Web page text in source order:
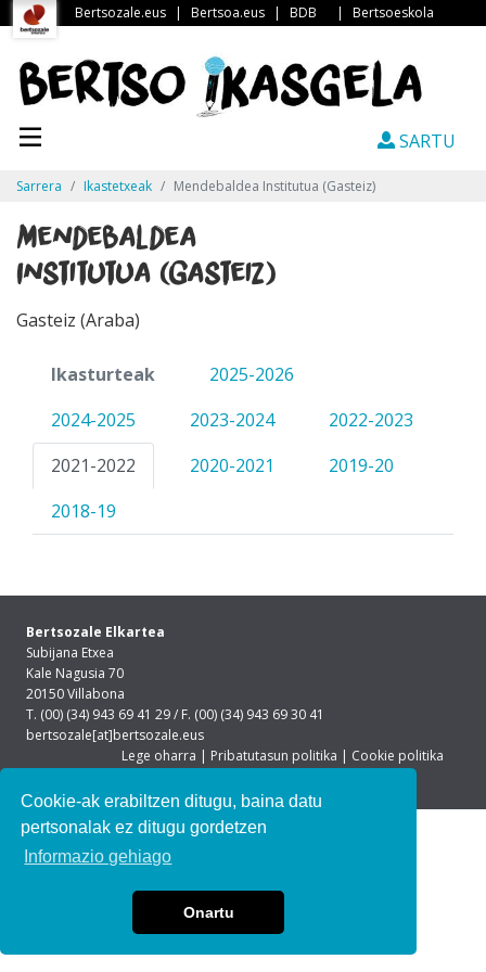
Cookie-ak erabiltzen ditugu, baina datu
pertsonalak ez ditugu gordetzen
Informazio gehiago
Onartu
Bertsozale.eus | Bertsoa.eus | BDB | Bertsoeskola
SARTU
Sarrera Ikastetxeak Mendebaldea Institutua (Gasteiz)
Mendebaldea
Institutua (Gasteiz)
Gasteiz (Araba)
Ikasturteak
2025-2026
2024-2025
2023-2024
2022-2023
2021-2022
2020-2021
2019-20
2018-19
Bertsozale Elkartea
Subijana Etxea
Kale Nagusia 70
20150 Villabona
T. (00) (34) 943 69 41 29 / F. (00) (34) 943 69 30 41
bertsozale[at]bertsozale.eus
Lege oharra | Pribatutasun politika | Cookie politika